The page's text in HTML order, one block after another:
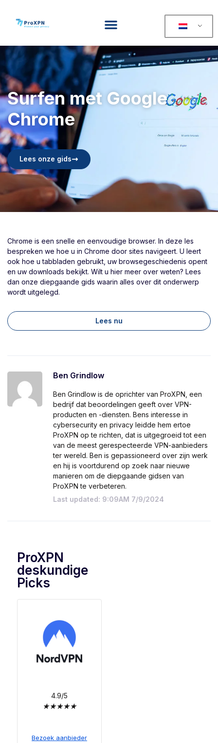
Surfen met Google
Chrome
Lees onze gids
Chrome is een snelle en eenvoudige browser. In deze les
bespreken we hoe u in Chrome door sites navigeert. U leert
ook hoe u tabbladen gebruikt, uw browsegeschiedenis opent
en uw downloads bekijkt. Wilt u hier meer over weten? Lees
dan onze diepgaande gids waarin alles over dit onderwerp
wordt uitgelegd.
Lees nu
Ben Grindlow
Ben Grindlow is de oprichter van ProXPN, een
bedrijf dat beoordelingen geeft over VPN-
producten en -diensten. Bens interesse in
cybersecurity en privacy leidde hem ertoe
ProXPN op te richten, dat is uitgegroeid tot een
van de meest gerespecteerde VPN-aanbieders
ter wereld. Ben is gepassioneerd over zijn werk
en hij is voortdurend op zoek naar nieuwe
manieren om de diepgaande gidsen van
ProXPN te verbeteren.
Last updated: 9:09AM 7/9/2024
ProXPN
deskundige
Picks
4.9/5
★★★★★
Bezoek aanbieder